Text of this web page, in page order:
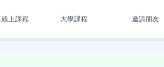
線上課程 大學課程 邀請朋友